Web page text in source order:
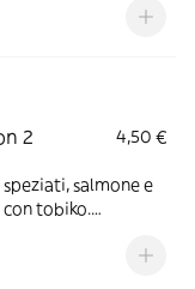
2
4,50 €
salmone e
tobiko.